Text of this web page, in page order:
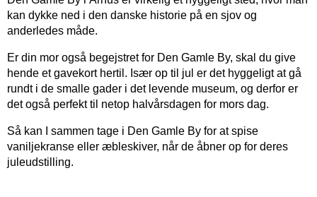
kan dykke ned i den danske historie på en sjov og
anderledes måde.
Er din mor også begejstret for Den Gamle By, skal du give
hende et gavekort hertil. Især op til jul er det hyggeligt at gå
rundt i de smalle gader i det levende museum, og derfor er
det også perfekt til netop halvårsdagen for mors dag.
Så kan I sammen tage i Den Gamle By for at spise
vaniljekranse eller æbleskiver, når de åbner op for deres
juleudstilling.